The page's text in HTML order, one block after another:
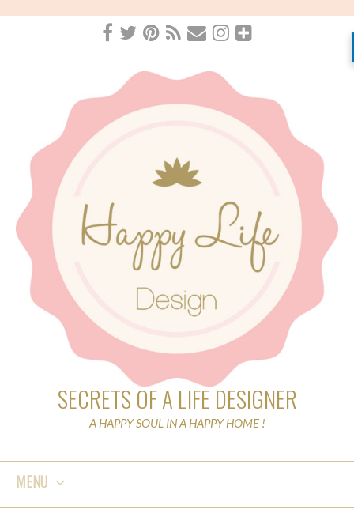
SECRETS OF A LIFE DESIGNER
A HAPPY SOUL IN A HAPPY HOME !
MENU